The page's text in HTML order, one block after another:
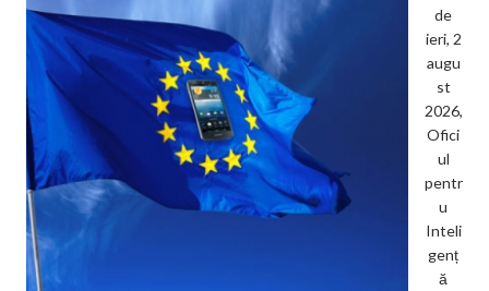
de
ieri, 2
augu
st
2026,
Ofici
ul
pentr
u
Inteli
genț
ă